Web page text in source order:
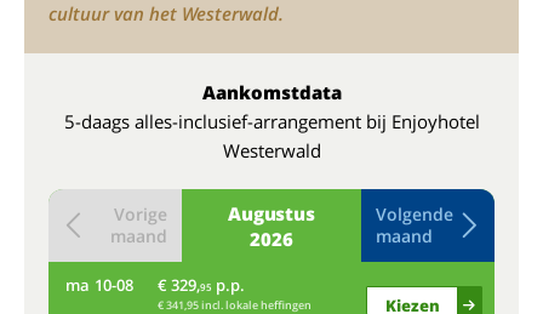
cultuur van het Westerwald.
Aankomstdata
5-daags alles-inclusief-arrangement bij Enjoyhotel
Westerwald
Augustus
2026
Vorige
maand
Volgende
maand
ma 10-08 € 329,95 p.p.
€ 341,95 incl. lokale heffingen Kiezen